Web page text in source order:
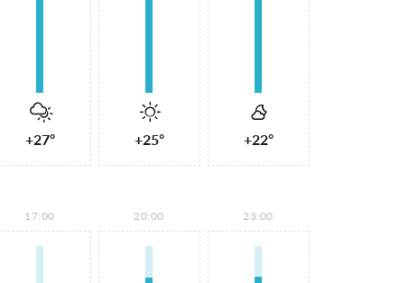
+27° +25° +22°
17:00 20:00 23:00